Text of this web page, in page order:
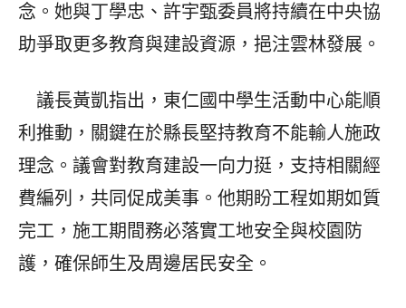
念。她與丁學忠、許宇甄委員將持續在中央協
助爭取更多教育與建設資源，挹注雲林發展。
議長黃凱指出，東仁國中學生活動中心能順
利推動，關鍵在於縣長堅持教育不能輸人施政
理念。議會對教育建設一向力挺，支持相關經
費編列，共同促成美事。他期盼工程如期如質
完工，施工期間務必落實工地安全與校園防
護，確保師生及周邊居民安全。